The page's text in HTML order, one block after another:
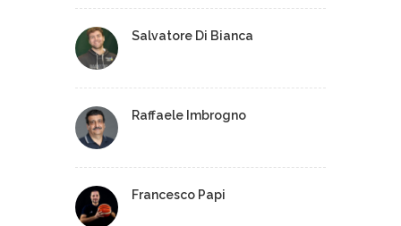
Salvatore Di Bianca
Raffaele Imbrogno
Francesco Papi